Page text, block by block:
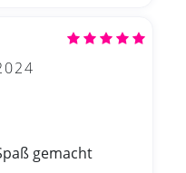
gemacht